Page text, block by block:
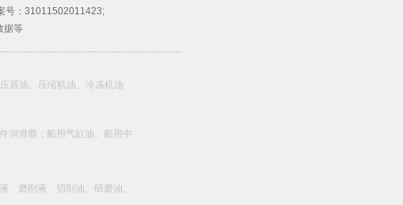
号：31011502011423;
据等
器油、压缩机油、冷冻机油
润滑脂；船用气缸油、船用中
、磨削液、切削油、研磨油、